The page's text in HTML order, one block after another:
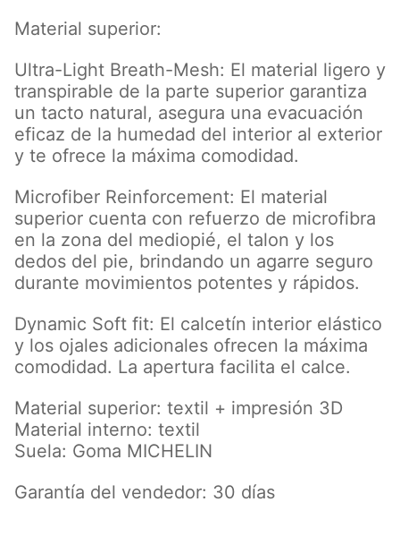
Material superior:
Ultra-Light Breath-Mesh: El material ligero y
transpirable de la parte superior garantiza
un tacto natural, asegura una evacuación
eficaz de la humedad del interior al exterior
y te ofrece la máxima comodidad.
Microfiber Reinforcement: El material
superior cuenta con refuerzo de microfibra
en la zona del mediopié, el talon y los
dedos del pie, brindando un agarre seguro
durante movimientos potentes y rápidos.
Dynamic Soft fit: El calcetín interior elástico
y los ojales adicionales ofrecen la máxima
comodidad. La apertura facilita el calce.
Material superior: textil + impresión 3D
Material interno: textil
Suela: Goma MICHELIN
Garantía del vendedor: 30 días